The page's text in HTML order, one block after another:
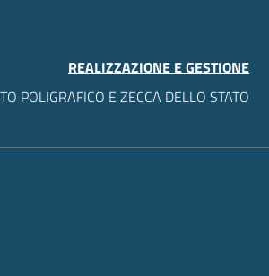
REALIZZAZIONE E GESTIONE
POLIGRAFICO E ZECCA DELLO STATO
Utili